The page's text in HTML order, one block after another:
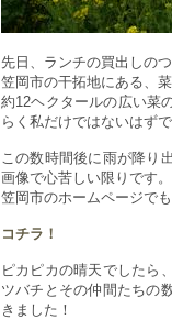
先日、ランチの買出しの
笠岡市の干拓地にある、菜
約12ヘクタールの広い菜
らく私だけではないはずで
この数時間後に雨が降り
画像で心苦しい限りです。
笠岡市のホームページで
コチラ！
ピカピカの晴天でしたら
ツバチとその仲間たちの
きました！